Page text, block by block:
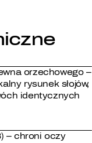
orzechowego –
rysunek słojów,
identycznych
– chroni oczy